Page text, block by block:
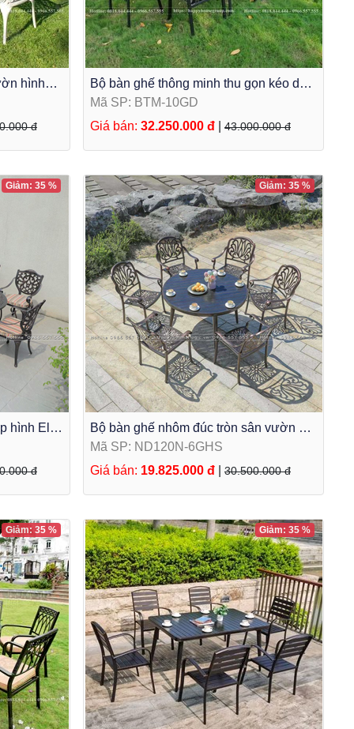
hình
đ
Bộ bàn ghế thông minh thu gọn kéo dài
kết hợp ghế lưới textilene BTM-10GD
Mã SP: BTM-10GD
Giá bán: 32.250.000 đ 43.000.000 đ
hình Elip
đ
Giảm: 35 %
Bộ bàn ghế nhôm đúc tròn sân vườn 6
ghế ND120NN-6GHS
Mã SP: ND120N-6GHS
Giá bán: 19.825.000 đ 30.500.000 đ
Giảm: 35 %
Giảm: 35 % Giảm: 35 %